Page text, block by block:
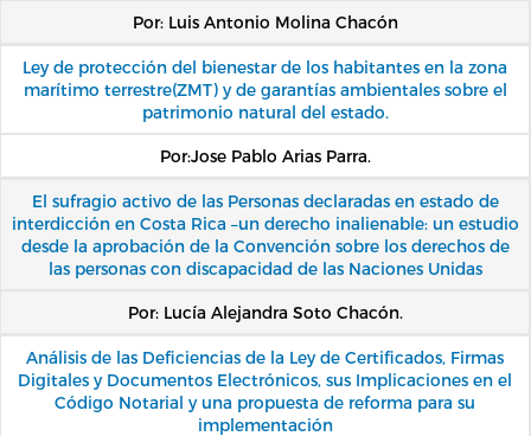
Por: Luis Antonio Molina Chacón
Ley de protección del bienestar de los habitantes en la zona
marítimo terrestre(ZMT) y de garantías ambientales sobre el
patrimonio natural del estado.
Por:Jose Pablo Arias Parra.
El sufragio activo de las Personas declaradas en estado de
interdicción en Costa Rica –un derecho inalienable: un estudio
desde la aprobación de la Convención sobre los derechos de
las personas con discapacidad de las Naciones Unidas
Por: Lucía Alejandra Soto Chacón.
Análisis de las Deficiencias de la Ley de Certificados, Firmas
Digitales y Documentos Electrónicos, sus Implicaciones en el
Código Notarial y una propuesta de reforma para su
implementación